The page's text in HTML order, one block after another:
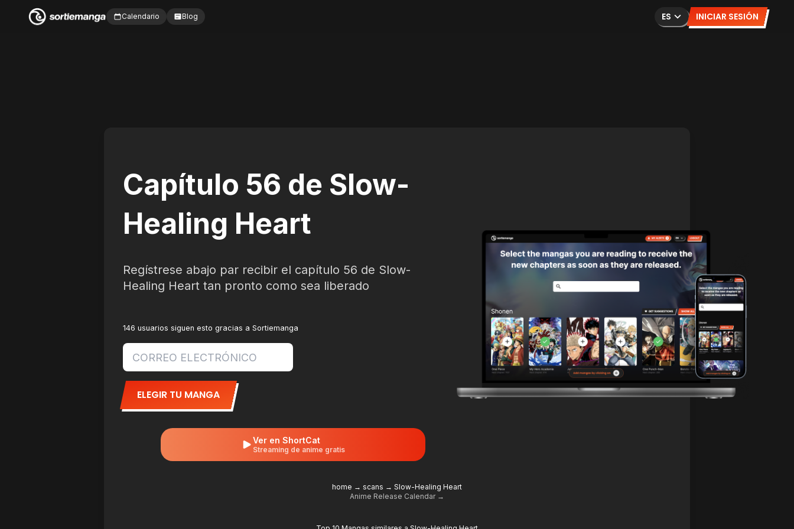
Calendario Blog ES INICIAR SESIÓN
Capítulo 56 de Slow-
Healing Heart
Regístrese abajo par recibir el capítulo 56 de Slow-
Healing Heart tan pronto como sea liberado
146 usuarios siguen esto gracias a Sortiemanga
ELEGIR TU MANGA
Ver en ShortCat
Streaming de anime gratis
home → scans → Slow-Healing Heart
Anime Release Calendar →